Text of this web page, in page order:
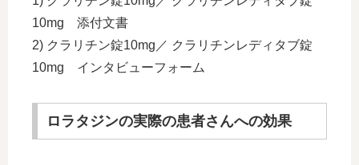
10mg 添付文書
2) クラリチン錠10mg／ クラリチンレディタブ錠
10mg インタビューフォーム
ロラタジンの実際の患者さんへの効果